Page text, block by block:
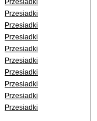
Przesiadki
Przesiadki
Przesiadki
Przesiadki
Przesiadki
Przesiadki
Przesiadki
Przesiadki
Przesiadki
Przesiadki